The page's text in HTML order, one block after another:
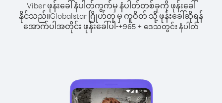
Viber ဖုန်းခေါ်နံပါတ်ကွက်မှ နံပါတ်တစ်ခုကို ဖုန်းခေါ်
နိုင်သည်။Globalstar ဂြိုဟ်တု မှ ကူဝိတ် သို့ ဖုန်းခေါ်ဆိုရန်
အောက်ပါအတိုင်း ဖုန်းခေါ်ပါ-+965 + ဒေသတွင်း နံပါတ်